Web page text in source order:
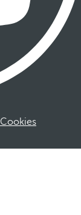
Cookies